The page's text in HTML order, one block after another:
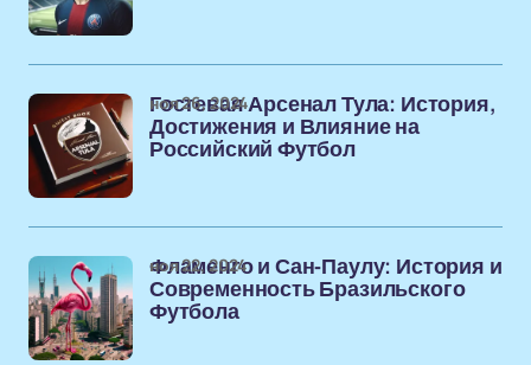
Гостевая Арсенал Тула: История,
Достижения и Влияние на
Российский Футбол
ноя 26, 2024
Фламенго и Сан-Паулу: История и
Современность Бразильского
Футбола
ноя 22, 2024